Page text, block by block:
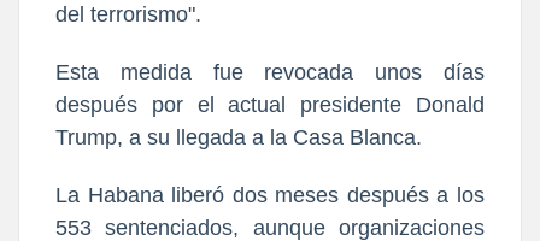
del terrorismo".
Esta medida fue revocada unos días
después por el actual presidente Donald
Trump, a su llegada a la Casa Blanca.
La Habana liberó dos meses después a los
553 sentenciados, aunque organizaciones